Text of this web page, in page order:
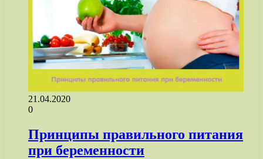
21.04.2020
0
Принципы правильного питания
при беременности